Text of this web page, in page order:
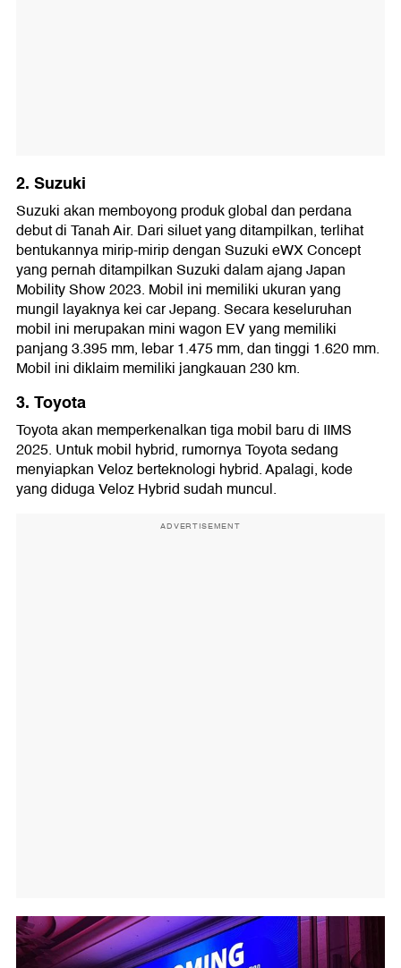
2. Suzuki
Suzuki akan memboyong produk global dan perdana
debut di Tanah Air. Dari siluet yang ditampilkan, terlihat
bentukannya mirip-mirip dengan Suzuki eWX Concept
yang pernah ditampilkan Suzuki dalam ajang Japan
Mobility Show 2023. Mobil ini memiliki ukuran yang
mungil layaknya kei car Jepang. Secara keseluruhan
mobil ini merupakan mini wagon EV yang memiliki
panjang 3.395 mm, lebar 1.475 mm, dan tinggi 1.620 mm.
Mobil ini diklaim memiliki jangkauan 230 km.
3. Toyota
Toyota akan memperkenalkan tiga mobil baru di IIMS
2025. Untuk mobil hybrid, rumornya Toyota sedang
menyiapkan Veloz berteknologi hybrid. Apalagi, kode
yang diduga Veloz Hybrid sudah muncul.
ADVERTISEMENT